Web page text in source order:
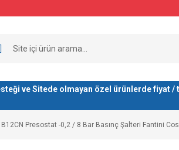
ve Sitede olmayan özel ürünlerde fiyat
B12CN Presostat -0,2 / 8 Bar Basınç Şalteri Fantini